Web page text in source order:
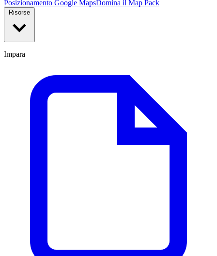
Posizionamento Google MapsDomina il Map Pack
Impara